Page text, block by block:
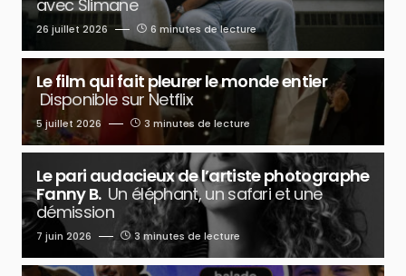
avec Slimane
26 juillet 2026 6 minutes de lecture
Le film qui fait pleurer le monde entier
Disponible sur Netflix
5 juillet 2026 3 minutes de lecture
Le pari audacieux de l’artiste photographe
Fanny B. Un éléphant, un safari et une
démission
7 juin 2026 3 minutes de lecture